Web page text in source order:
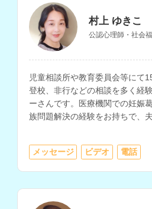
村上 ゆきこ
公認心理師・社会
児童相談所や教育委員会等にて
登校、非行などの相談を多く経
ーさんです。医療機関での妊娠
族問題解決の経験をお持ちで、
職場の悩み、ひきこもり、うつ
メッセージ ビデオ 電話